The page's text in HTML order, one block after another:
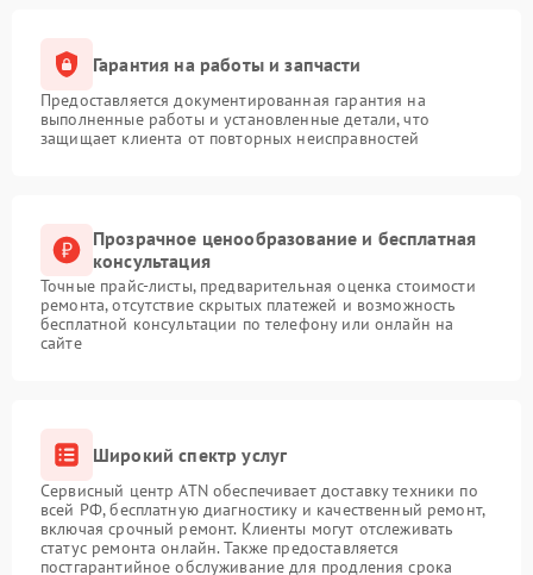
Гарантия на работы и запчасти
Предоставляется документированная гарантия на
выполненные работы и установленные детали, что
защищает клиента от повторных неисправностей
Прозрачное ценообразование и бесплатная
консультация
Точные прайс-листы, предварительная оценка стоимости
ремонта, отсутствие скрытых платежей и возможность
бесплатной консультации по телефону или онлайн на
сайте
Широкий спектр услуг
Сервисный центр ATN обеспечивает доставку техники по
всей РФ, бесплатную диагностику и качественный ремонт,
включая срочный ремонт. Клиенты могут отслеживать
статус ремонта онлайн. Также предоставляется
постгарантийное обслуживание для продления срока